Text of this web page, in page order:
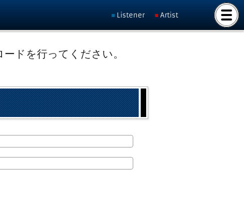
Listener Artist
ドを行ってください。